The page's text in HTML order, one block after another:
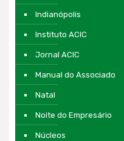
Indianópolis
Instituto ACIC
Jornal ACIC
Manual do Associado
Natal
Noite do Empresário
Núcleos